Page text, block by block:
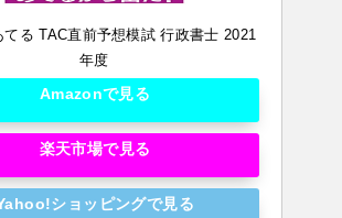
てる TAC直前予想模試 行政書士 2021
年度
Amazonで見る
楽天市場で見る
ショッピングで見る